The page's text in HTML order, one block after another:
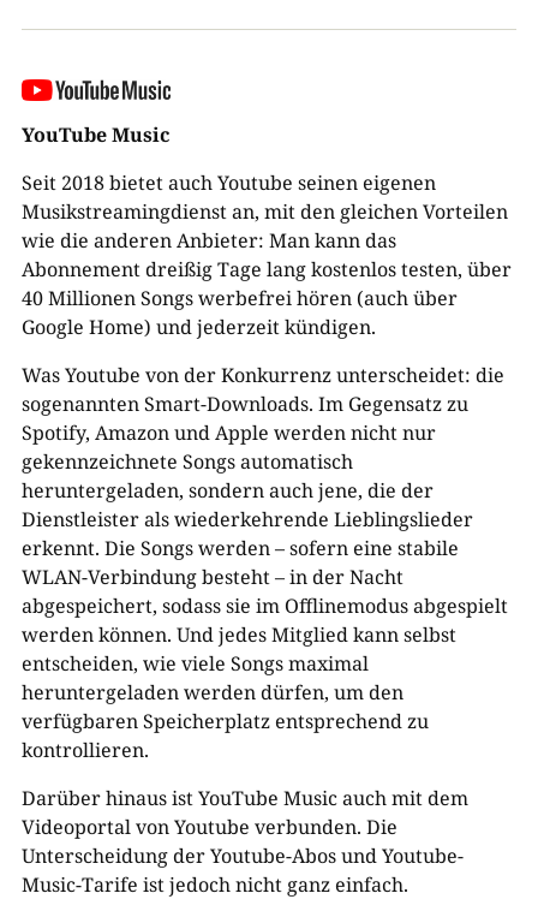
YouTube Music
Seit 2018 bietet auch Youtube seinen eigenen
Musikstreamingdienst an, mit den gleichen Vorteilen
wie die anderen Anbieter: Man kann das
Abonnement dreißig Tage lang kostenlos testen, über
40 Millionen Songs werbefrei hören (auch über
Google Home) und jederzeit kündigen.
Was Youtube von der Konkurrenz unterscheidet: die
sogenannten Smart-Downloads. Im Gegensatz zu
Spotify, Amazon und Apple werden nicht nur
gekennzeichnete Songs automatisch
heruntergeladen, sondern auch jene, die der
Dienstleister als wiederkehrende Lieblingslieder
erkennt. Die Songs werden – sofern eine stabile
WLAN-Verbindung besteht – in der Nacht
abgespeichert, sodass sie im Offlinemodus abgespielt
werden können. Und jedes Mitglied kann selbst
entscheiden, wie viele Songs maximal
heruntergeladen werden dürfen, um den
verfügbaren Speicherplatz entsprechend zu
kontrollieren.
Darüber hinaus ist YouTube Music auch mit dem
Videoportal von Youtube verbunden. Die
Unterscheidung der Youtube-Abos und Youtube-
Music-Tarife ist jedoch nicht ganz einfach.